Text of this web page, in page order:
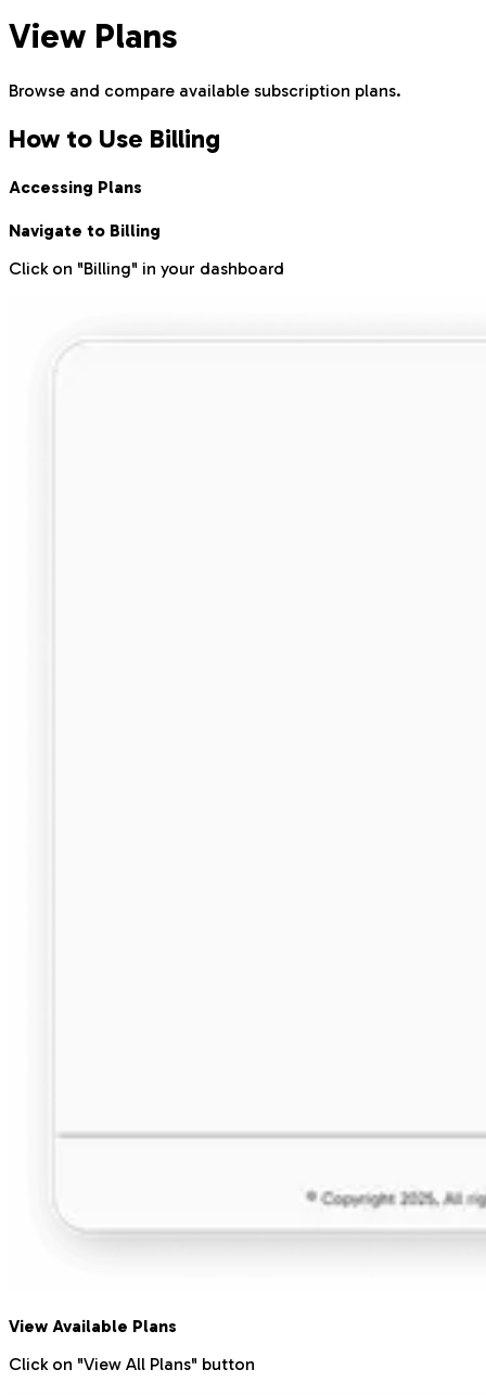
View Plans
Browse and compare available subscription plans.
How to Use Billing
Accessing Plans
Navigate to Billing
Click on "Billing" in your dashboard
View Available Plans
Click on "View All Plans" button